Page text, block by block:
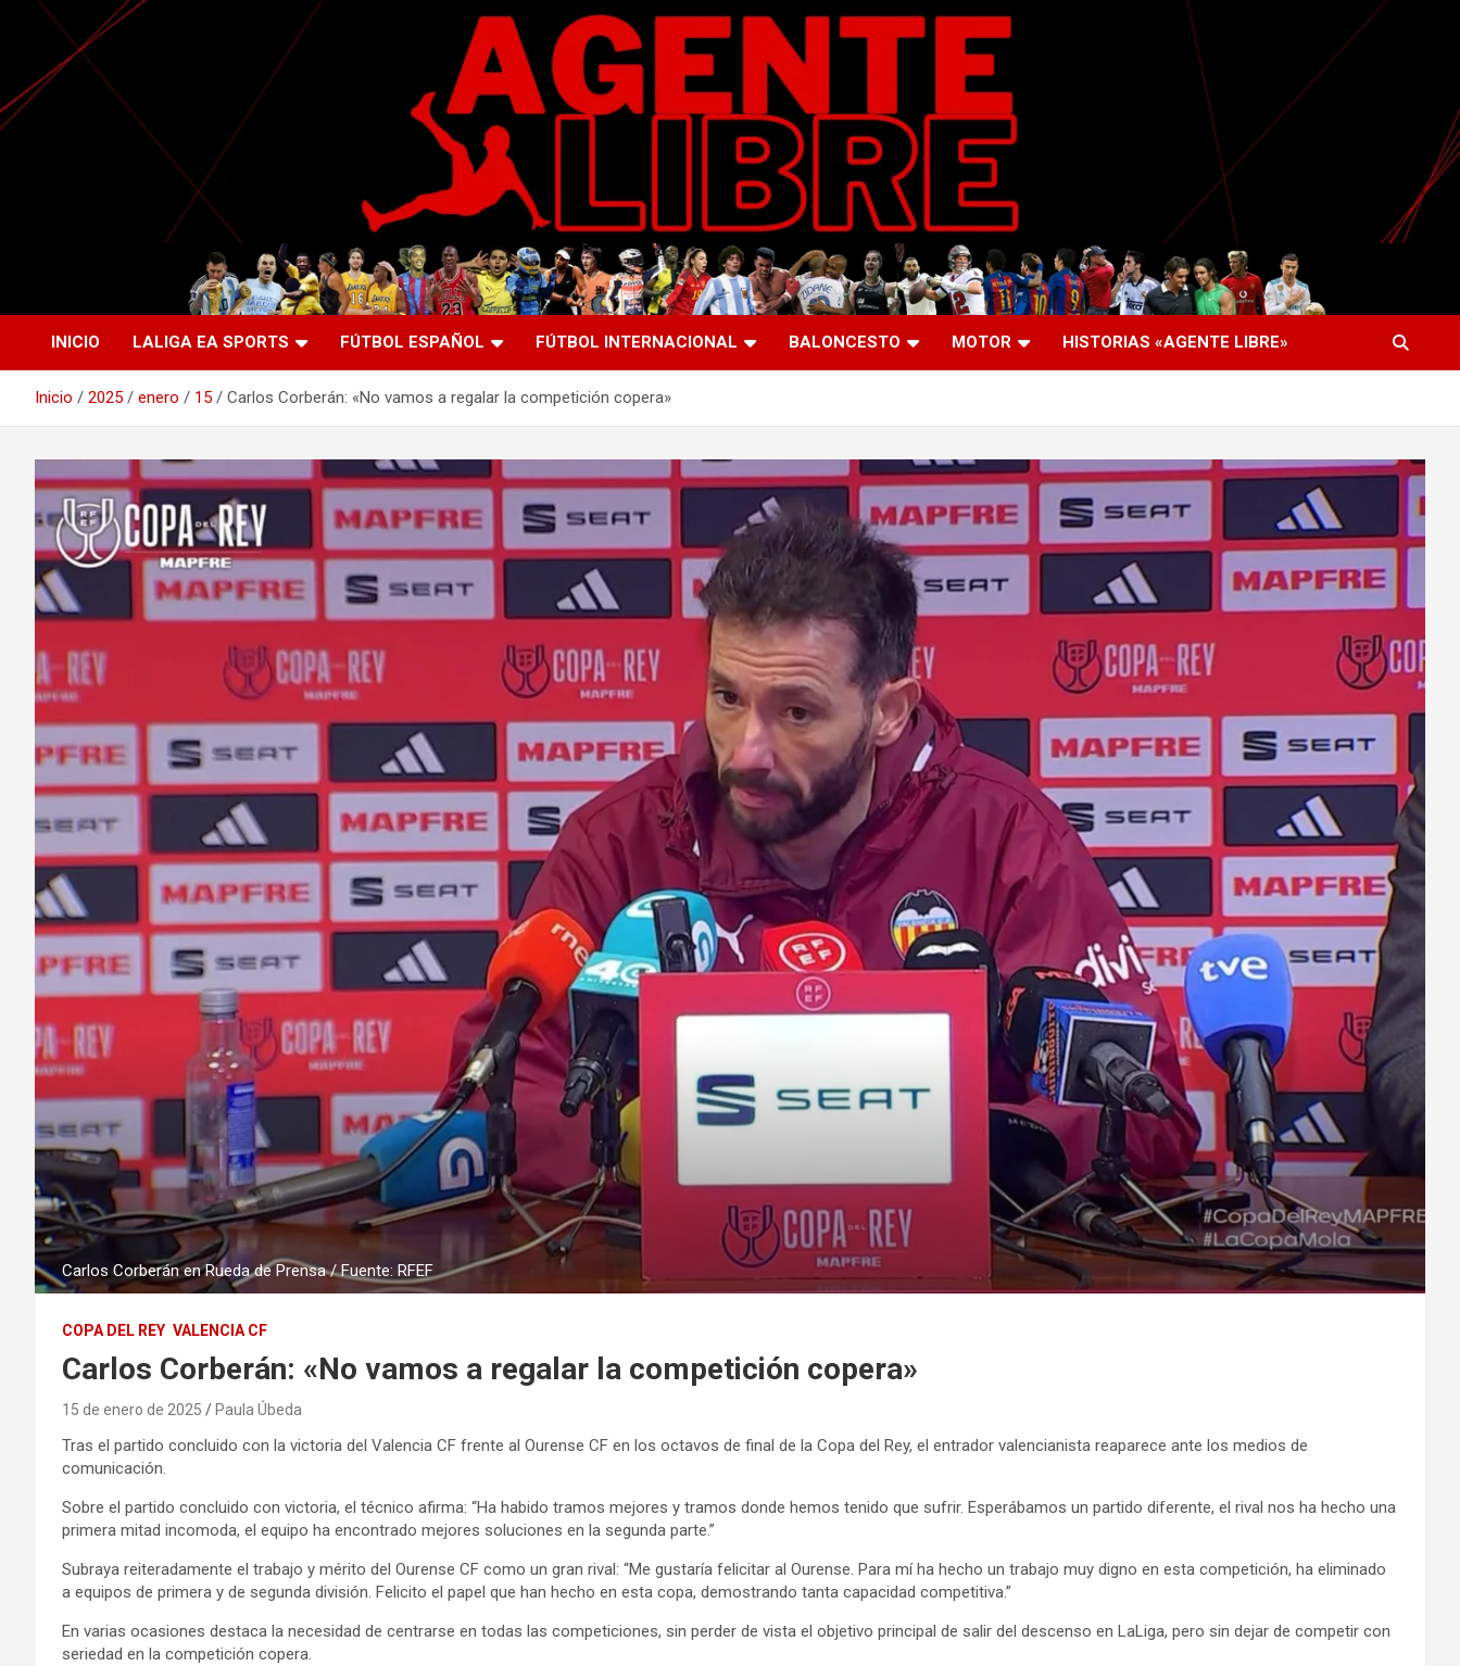
Saltar
contenido
Agente Libre Digital
La nueva generación del periodismo deportivo.
INICIO LALIGA EA SPORTS FÚTBOL ESPAÑOL FÚTBOL INTERNACIONAL BALONCESTO MOTOR HISTORIAS «AGENTE LIBRE»
Inicio 2025 enero 15 Carlos Corberán: «No vamos a regalar la competición copera»
Carlos Corberán en Rueda de Prensa / Fuente: RFEF
COPA DEL REY VALENCIA CF
Carlos Corberán: «No vamos a regalar la competición copera»
15 de enero de 2025 Paula Úbeda
Tras el partido concluido con la victoria del Valencia CF frente al Ourense CF en los octavos de final de la Copa del Rey, el entrador valencianista reaparece ante los medios de
comunicación.
Sobre el partido concluido con victoria, el técnico afirma: “Ha habido tramos mejores y tramos donde hemos tenido que sufrir. Esperábamos un partido diferente, el rival nos ha hecho una
primera mitad incomoda, el equipo ha encontrado mejores soluciones en la segunda parte.”
Subraya reiteradamente el trabajo y mérito del Ourense CF como un gran rival: “Me gustaría felicitar al Ourense. Para mí ha hecho un trabajo muy digno en esta competición, ha eliminado
a equipos de primera y de segunda división. Felicito el papel que han hecho en esta copa, demostrando tanta capacidad competitiva.”
En varias ocasiones destaca la necesidad de centrarse en todas las competiciones, sin perder de vista el objetivo principal de salir del descenso en LaLiga, pero sin dejar de competir con
seriedad en la competición copera.